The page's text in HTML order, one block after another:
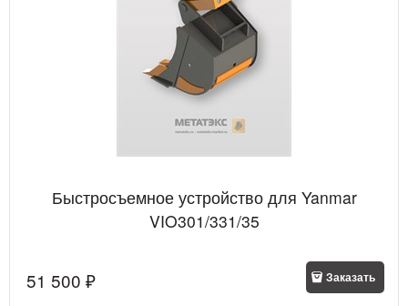
Быстросъемное устройство для Yanmar
VIO301/331/35
51 500 ₽ Заказать